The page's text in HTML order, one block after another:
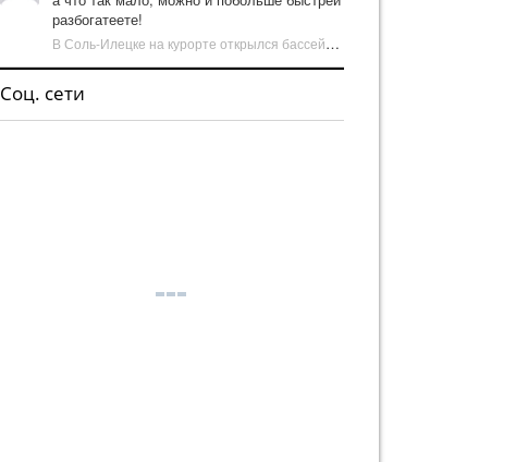
разбогатеете!
В Соль-Илецке на курорте открылся бассейн с пресной водой | Новости Соль-Илецка
Соц. сети